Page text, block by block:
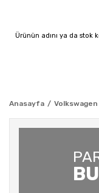
Anasayfa Volkswagen